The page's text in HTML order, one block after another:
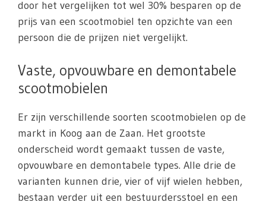
door het vergelijken tot wel 30% besparen op de
prijs van een scootmobiel ten opzichte van een
persoon die de prijzen niet vergelijkt.
Vaste, opvouwbare en demontabele
scootmobielen
Er zijn verschillende soorten scootmobielen op de
markt in Koog aan de Zaan. Het grootste
onderscheid wordt gemaakt tussen de vaste,
opvouwbare en demontabele types. Alle drie de
varianten kunnen drie, vier of vijf wielen hebben,
bestaan verder uit een bestuurdersstoel en een